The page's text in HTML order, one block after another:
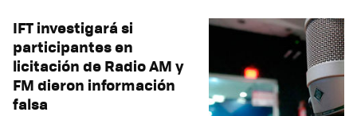
IFT investigará si
participantes en
licitación de Radio AM y
FM dieron información
falsa